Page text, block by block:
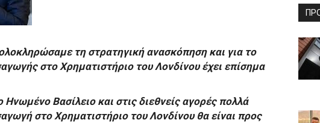
τη στρατηγική ανασκόπηση και για το
στο Χρηματιστήριο του Λονδίνου έχει επίσημα
Βασίλειο και στις διεθνείς αγορές πολλά
στο Χρηματιστήριο του Λονδίνου θα είναι προς